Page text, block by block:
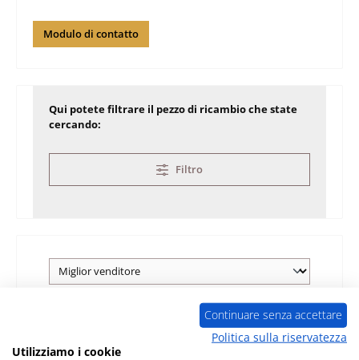
Modulo di contatto
Qui potete filtrare il pezzo di ricambio che state
cercando:
Filtro
Continuare senza accettare
Politica sulla riservatezza
Utilizziamo i cookie